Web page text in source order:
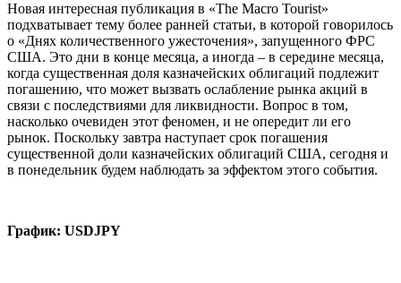
Новая интересная публикация в «The Macro Tourist»
подхватывает тему более ранней статьи, в которой говорилось
о «Днях количественного ужесточения», запущенного ФРС
США. Это дни в конце месяца, а иногда – в середине месяца,
когда существенная доля казначейских облигаций подлежит
погашению, что может вызвать ослабление рынка акций в
связи с последствиями для ликвидности. Вопрос в том,
насколько очевиден этот феномен, и не опередит ли его
рынок. Поскольку завтра наступает срок погашения
существенной доли казначейских облигаций США, сегодня и
в понедельник будем наблюдать за эффектом этого события.
График: USDJPY